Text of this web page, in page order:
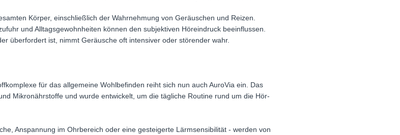
Körper, einschließlich der Wahrnehmung von Geräuschen und Reizen.
und Alltagsgewohnheiten können den subjektiven Höreindruck beeinflussen.
überfordert ist, nimmt Geräusche oft intensiver oder störender wahr.
für das allgemeine Wohlbefinden reiht sich nun auch AuroVia ein. Das
Mikronährstoffe und wurde entwickelt, um die tägliche Routine rund um die Hör-
Anspannung im Ohrbereich oder eine gesteigerte Lärmsensibilität - werden von